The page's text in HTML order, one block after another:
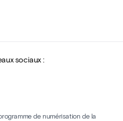
sociaux :
de numérisation de la